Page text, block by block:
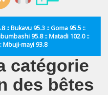
:: Bukavu 95.3 :: Goma 95.5 ::
95.8 :: Matadi 102.0 ::
Mbuji-mayi 93.8
catégorie
des bêtes